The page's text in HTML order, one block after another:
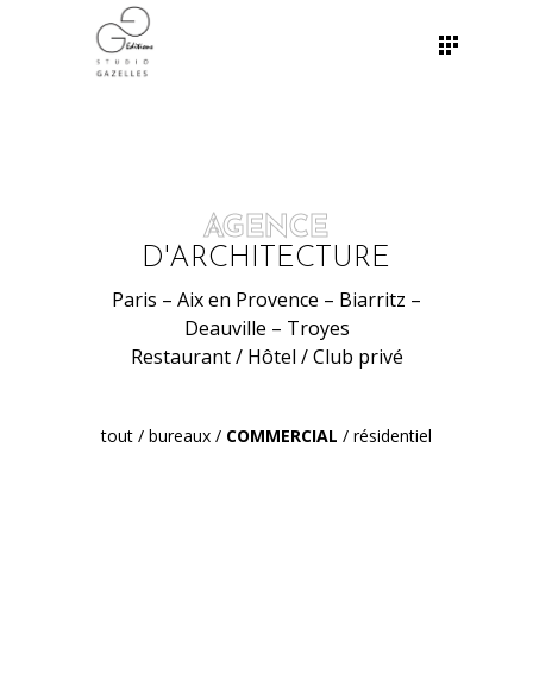
AGENCE
D'ARCHITECTURE
Paris – Aix en Provence – Biarritz –
Deauville – Troyes
Restaurant / Hôtel / Club privé
tout / bureaux / COMMERCIAL / résidentiel